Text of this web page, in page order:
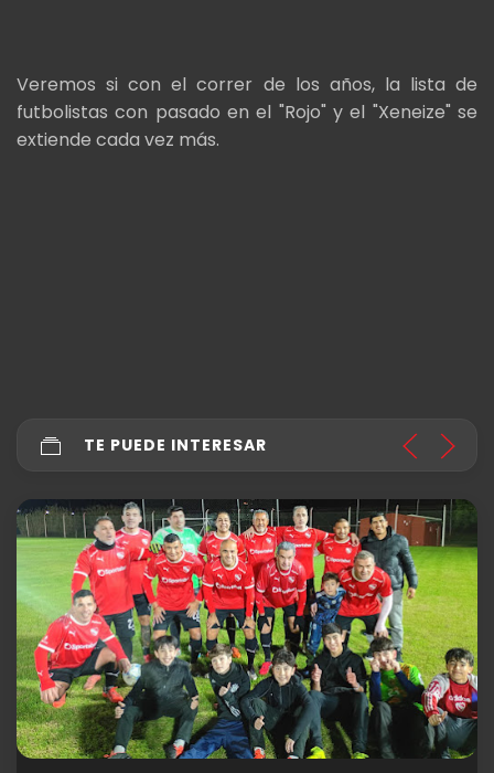
Veremos si con el correr de los años, la lista de
futbolistas con pasado en el "Rojo" y el "Xeneize" se
extiende cada vez más.
TE PUEDE INTERESAR